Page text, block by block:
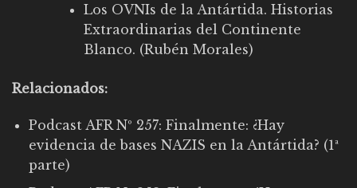
Los OVNIs de la Antártida. Historias
Extraordinarias del Continente
Blanco. (Rubén Morales)
Relacionados:
Podcast AFR Nº 257: Finalmente: ¿Hay
evidencia de bases NAZIS en la Antártida? (1ª
parte)